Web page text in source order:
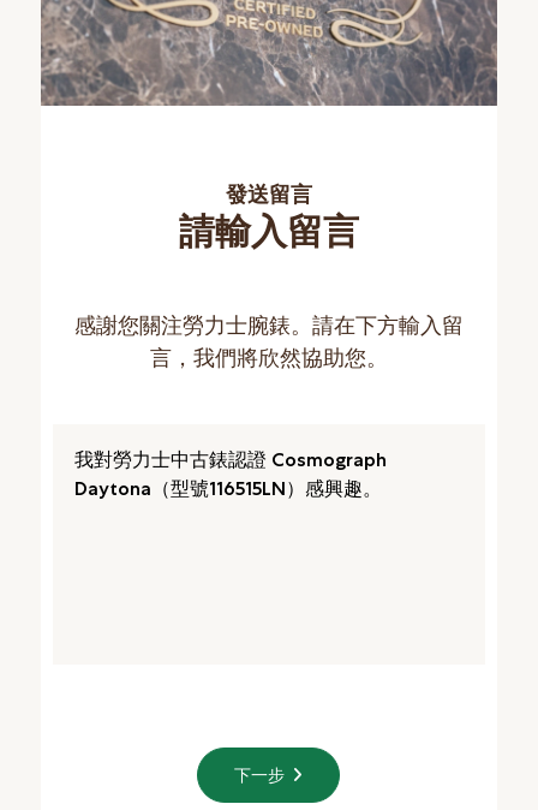
發送留言
請輸入留言
感謝您關注勞力士腕錶。請在下方輸入留
言，我們將欣然協助您。
下一步